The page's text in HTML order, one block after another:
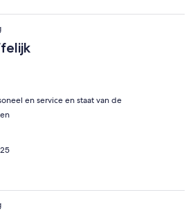
en service en staat van de